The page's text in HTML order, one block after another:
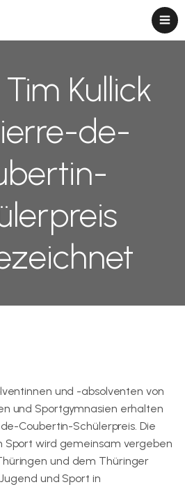
Kullick
de-
und -absolventen von
und Sportgymnasien erhalten
Coubertin-Schülerpreis. Die
Sport wird gemeinsam vergeben
und dem Thüringer
und Sport in